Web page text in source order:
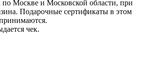
по Москве и Московской области, при
Подарочные сертификаты в этом
чек.